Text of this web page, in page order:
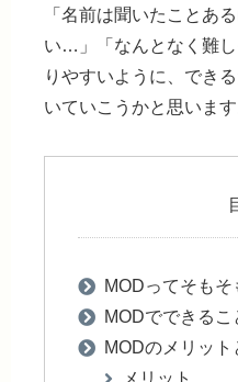
「名前は聞いたことあ
い…」「なんとなく難
りやすいように、でき
いていこうかと思います
MODってそもそ
MODでできるこ
MODのメリット
メリット